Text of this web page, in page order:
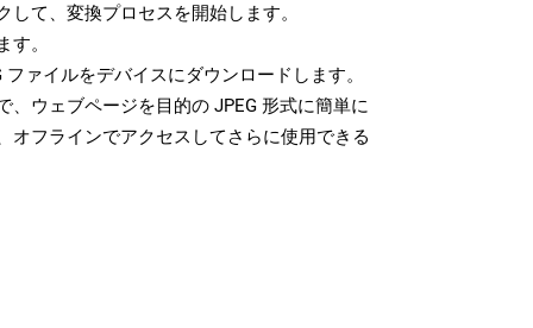
して、変換プロセスを開始します。
。
ァイルをデバイスにダウンロードします。
、ウェブページを目的の JPEG 形式に簡単に
オフラインでアクセスしてさらに使用できる